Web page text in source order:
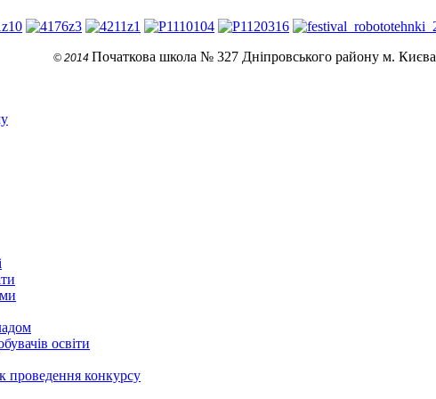
© 2014 Початкова школа № 327 Дніпровського району м. Києва
освіти
проведення конкурсу